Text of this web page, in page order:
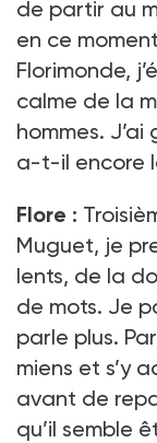
de partir au
en ce
Florimonde,
calme de la
hommes.
a-t-il encore
Flore :
Muguet, je
lents, de la
de mots. Je
parle plus.
miens et s’y
avant de
qu’il semble